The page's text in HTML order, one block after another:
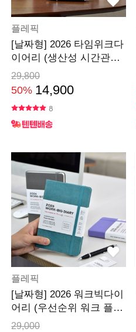
플레픽
[날짜형] 2026 타임위크다
이어리 (생산성 시간관리
플래너)
29,800
50% 14,900
8
플레픽
[날짜형] 2026 워크빅다이
어리 (우선순위 워크 플래
너)
29,000